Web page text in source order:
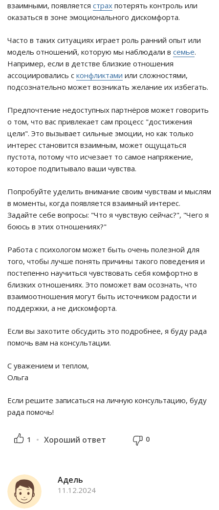
взаимными, появляется страх потерять контроль или
оказаться в зоне эмоционального дискомфорта.
Часто в таких ситуациях играет роль ранний опыт или
модель отношений, которую мы наблюдали в семье.
Например, если в детстве близкие отношения
ассоциировались с конфликтами или сложностями,
подсознательно может возникать желание их избегать.
Предпочтение недоступных партнёров может говорить
о том, что вас привлекает сам процесс "достижения
цели". Это вызывает сильные эмоции, но как только
интерес становится взаимным, может ощущаться
пустота, потому что исчезает то самое напряжение,
которое подпитывало ваши чувства.
Попробуйте уделить внимание своим чувствам и мыслям
в моменты, когда появляется взаимный интерес.
Задайте себе вопросы: "Что я чувствую сейчас?", "Чего я
боюсь в этих отношениях?"
Работа с психологом может быть очень полезной для
того, чтобы лучше понять причины такого поведения и
постепенно научиться чувствовать себя комфортно в
близких отношениях. Это поможет вам осознать, что
взаимоотношения могут быть источником радости и
поддержки, а не дискомфорта.
Если вы захотите обсудить это подробнее, я буду рада
помочь вам на консультации.
С уважением и теплом,
Ольга
Если решите записаться на личную консультацию, буду
рада помочь!
1 Хороший ответ 0
Адель
11.12.2024